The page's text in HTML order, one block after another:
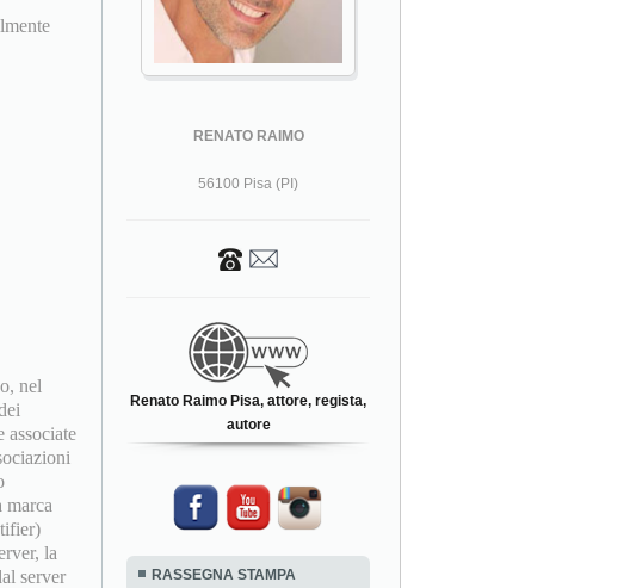
nel
associate
la
server
RENATO RAIMO
56100 Pisa (PI)
Renato Raimo Pisa, attore, regista,
autore
RASSEGNA STAMPA